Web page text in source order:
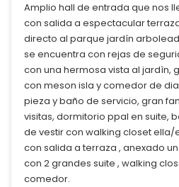
Amplio hall de entrada que nos
con salida a espectacular
directo al parque jardín
se encuentra con rejas de
con una hermosa vista al jardìn,
con meson isla y comedor de
pieza y baño de servicio, gran
visitas, dormitorio ppal en suite,
de vestir con walking closet ella/
con salida a terraza , anexado
con 2 grandes suite , walking
comedor.